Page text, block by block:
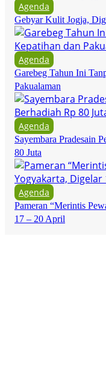
Agenda
Gebyar Kulit Jogja,
Agenda
Garebeg Tahun Ini
Pakualaman
Agenda
Sayembara Pradesain
80 Juta
Agenda
Pameran “Merintis
17 – 20 April